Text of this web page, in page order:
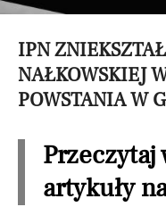
IPN
NAŁKOWSKIEJ
POWSTANIA W
Przeczytaj
artykuły